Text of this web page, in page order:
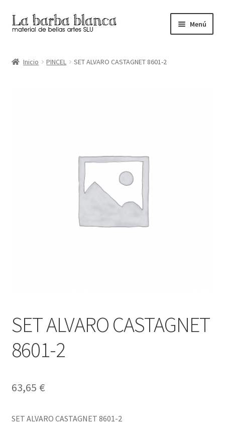
Ir
a
navegación
Ir
al
Menú
Inicio PINCEL SET ALVARO CASTAGNET 8601-2
SET ALVARO CASTAGNET
8601-2
63,65 €
SET ALVARO CASTAGNET 8601-2